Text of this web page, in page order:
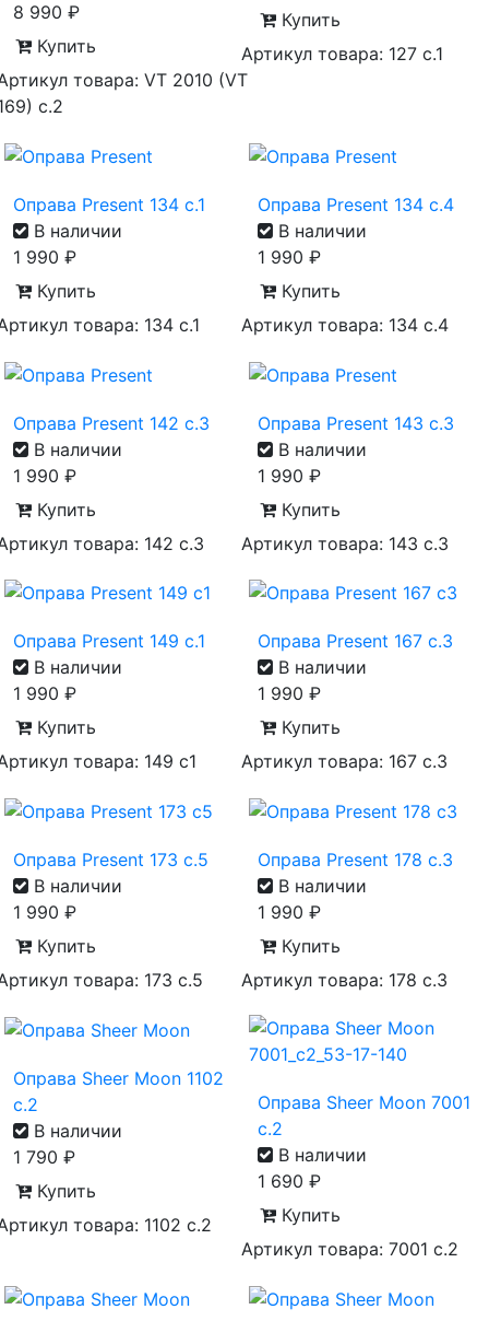
8 990 ₽
Купить
товара: VT 2010 (VT
с.2
Купить
Артикул товара: 127 с.1
Оправа Present 134 с.1
В наличии
1 990 ₽
Купить
товара: 134 с.1
Оправа Present 134 с.4
В наличии
1 990 ₽
Купить
Артикул товара: 134 с.4
Оправа Present 142 с.3
В наличии
1 990 ₽
Купить
товара: 142 с.3
Оправа Present 143 с.3
В наличии
1 990 ₽
Купить
Артикул товара: 143 с.3
Оправа Present 149 с.1
В наличии
1 990 ₽
Купить
товара: 149 с1
Оправа Present 167 с.3
В наличии
1 990 ₽
Купить
Артикул товара: 167 с.3
Оправа Present 173 с.5
В наличии
1 990 ₽
Купить
товара: 173 с.5
Оправа Present 178 с.3
В наличии
1 990 ₽
Купить
Артикул товара: 178 c.3
Оправа Sheer Moon 1102
c.2
В наличии
1 790 ₽
Купить
товара: 1102 c.2
Оправа Sheer Moon 7001
с.2
В наличии
1 690 ₽
Купить
Артикул товара: 7001 с.2